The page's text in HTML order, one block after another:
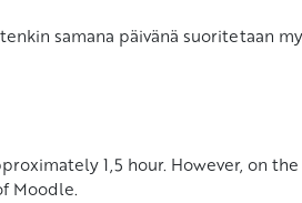
samana päivänä suoritetaan
1,5 hour. However, on the
Moodle.